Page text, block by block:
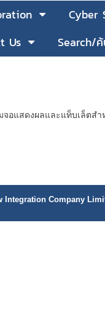
Cyber
Us Search/
อแสดงผลและแท็บเล็ตส
Integration Company